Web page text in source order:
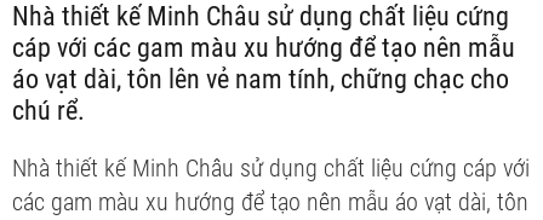
Nhà thiết kế Minh Châu sử dụng chất liệu cứng
cáp với các gam màu xu hướng để tạo nên mẫu
áo vạt dài, tôn lên vẻ nam tính, chững chạc cho
chú rể.
Nhà thiết kế Minh Châu sử dụng chất liệu cứng cáp với
các gam màu xu hướng để tạo nên mẫu áo vạt dài, tôn